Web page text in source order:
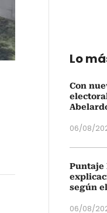
Lo
Con
06/08/
Puntaje
según
06/08/